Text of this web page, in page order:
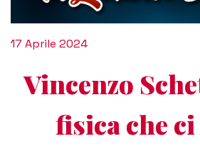
17 Aprile 2024
Vincenzo
fisica che